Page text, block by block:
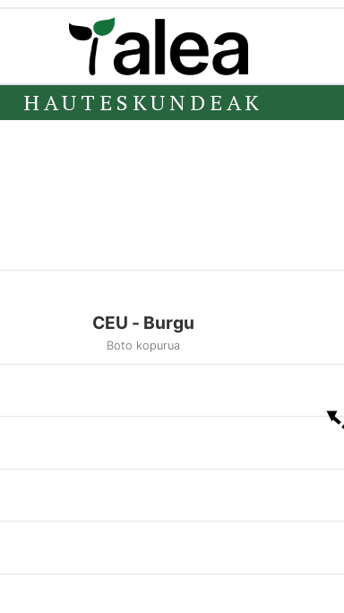
HAUTESKUNDEAK
CEU - Burgu
Boto kopurua